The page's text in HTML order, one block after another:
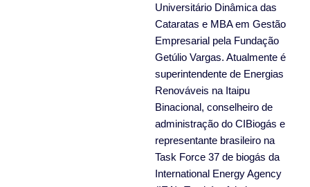
Universitário Dinâmica das
Cataratas e MBA em Gestão
Empresarial pela Fundação
Getúlio Vargas. Atualmente é
superintendente de Energias
Renováveis na Itaipu
Binacional, conselheiro de
administração do CIBiogás e
representante brasileiro na
Task Force 37 de biogás da
International Energy Agency